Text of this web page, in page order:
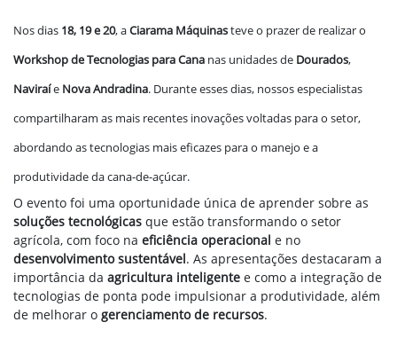
Nos dias 18, 19 e 20, aCiarama Máquinasteve o prazer de realizar o
Workshop de Tecnologias para Cana nas unidades de Dourados,
Naviraíe Nova Andradina. Durante esses dias, nossos especialistas
compartilharam as mais recentes inovações voltadas para o setor,
abordando as tecnologias mais eficazes para o manejo e a
produtividade da cana-de-açúcar.
O evento foi uma oportunidade única de aprender sobre as
soluções tecnológicas que estão transformando o setor
agrícola, com foco na eficiência operacional e no
desenvolvimento sustentável. As apresentações destacaram a
importância da agricultura inteligente e como a integração de
tecnologias de ponta pode impulsionar a produtividade, além
de melhorar o gerenciamento de recursos.